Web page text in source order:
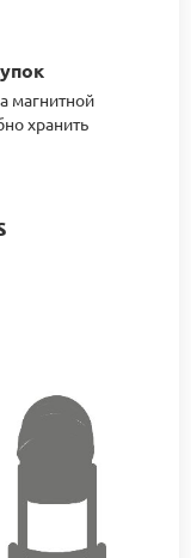
магнитной
хранить